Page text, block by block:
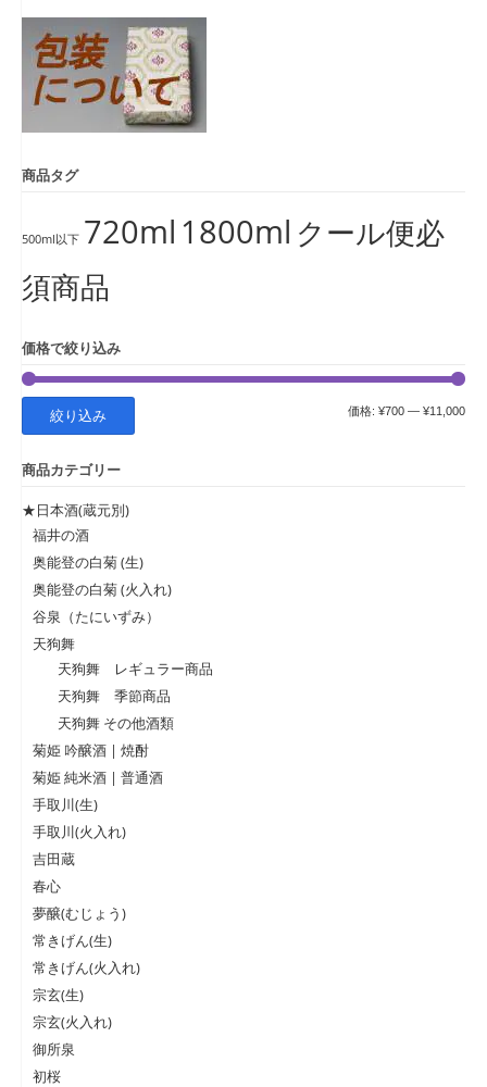
商品タグ
500ml以下 720ml 1800ml クール便必
須商品
価格で絞り込み
最
最
絞り込み 価格: ¥700 — ¥11,000
商品カテゴリー
★日本酒(蔵元別)
福井の酒
奥能登の白菊 (生)
奥能登の白菊 (火入れ)
谷泉（たにいずみ）
天狗舞
天狗舞 レギュラー商品
天狗舞 季節商品
天狗舞 その他酒類
菊姫 吟醸酒 | 焼酎
菊姫 純米酒 | 普通酒
手取川(生)
手取川(火入れ)
吉田蔵
春心
夢醸(むじょう)
常きげん(生)
常きげん(火入れ)
宗玄(生)
宗玄(火入れ)
御所泉
初桜